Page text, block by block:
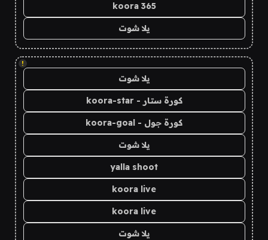
koora 365
يلا شوت
!
يلا شوت
كورة ستار - koora-star
كورة جول - koora-goal
يلا شوت
yalla shoot
koora live
koora live
يلا شوت